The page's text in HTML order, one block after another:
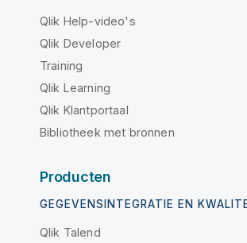
Qlik Help-video's
Qlik Developer
Training
Qlik Learning
Qlik Klantportaal
Bibliotheek met bronnen
Producten
GEGEVENSINTEGRATIE EN
Qlik Talend